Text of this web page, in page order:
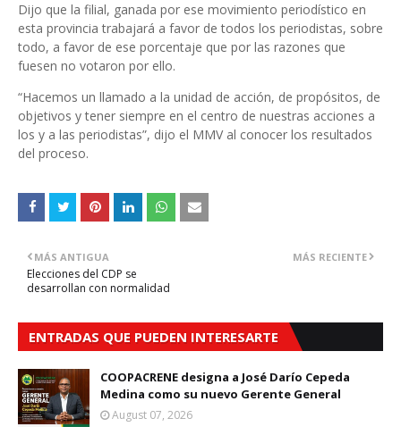
Dijo que la filial, ganada por ese movimiento periodístico en
esta provincia trabajará a favor de todos los periodistas, sobre
todo, a favor de ese porcentaje que por las razones que
fuesen no votaron por ello.
“Hacemos un llamado a la unidad de acción, de propósitos, de
objetivos y tener siempre en el centro de nuestras acciones a
los y a las periodistas”, dijo el MMV al conocer los resultados
del proceso.
MÁS RECIENTE
MÁS ANTIGUA
Elecciones del CDP se
desarrollan con normalidad
ENTRADAS QUE PUEDEN INTERESARTE
COOPACRENE designa a José Darío Cepeda
Medina como su nuevo Gerente General
August 07, 2026